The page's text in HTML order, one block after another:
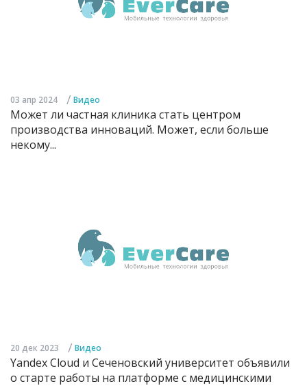
03 апр 2024 / Видео
Может ли частная клиника стать центром
производства инноваций. Может, если больше
некому...
20 дек 2023 / Видео
Yandex Cloud и Сеченовский университет объявили
о старте работы на платформе с медицинскими